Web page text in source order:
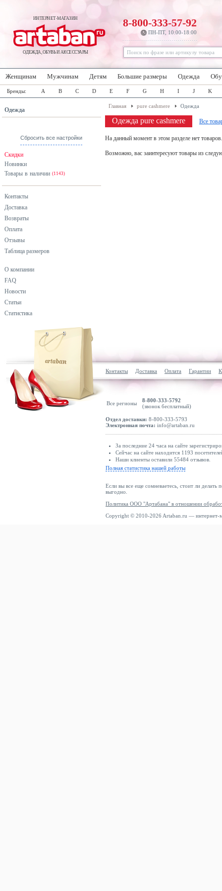
ИНТЕРНЕТ-МАГАЗИН
ОДЕЖДА, ОБУВЬ И АКСЕССУАРЫ
8-800-333-57-92
ПН-ПТ, 10:00-18:00
Женщинам Мужчинам Детям Большие размеры Одежда
Бренды: A B C D E F G H I J K
Одежда
Сбросить все настройки
Скидки
Новинки
Товары в наличии (1143)
Контакты
Доставка
Возвраты
Оплата
Отзывы
Таблица размеров
О компании
FAQ
Новости
Статьи
Статистика
Главная pure cashmere Одежда
Одежда pure cashmere Все
На данный момент в этом разделе нет
Возможно, вас заинтересуют товары из
Контакты Доставка Оплата Гарантии
Все регионы
8-800-333-5792
(звонок бесплатный)
Отдел доставки: 8-800-333-5793
Электронная почта: info@artaban.ru
За последние 24 часа на сайте
Сейчас на сайте находится 1193
Наши клиенты оставили 55484 отзывов.
Полная статистика нашей работы
Если вы все еще сомневаетесь, стоит ли делать
выгодно.
Политика ООО "Артабана" в отношении
Copyright © 2010-2026 Artaban.ru — интернет-